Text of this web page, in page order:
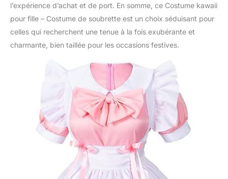
l’expérience d’achat et de port. En somme, ce Costume kawaii
pour fille – Costume de soubrette est un choix séduisant pour
celles qui recherchent une tenue à la fois exubérante et
charmante, bien taillée pour les occasions festives.